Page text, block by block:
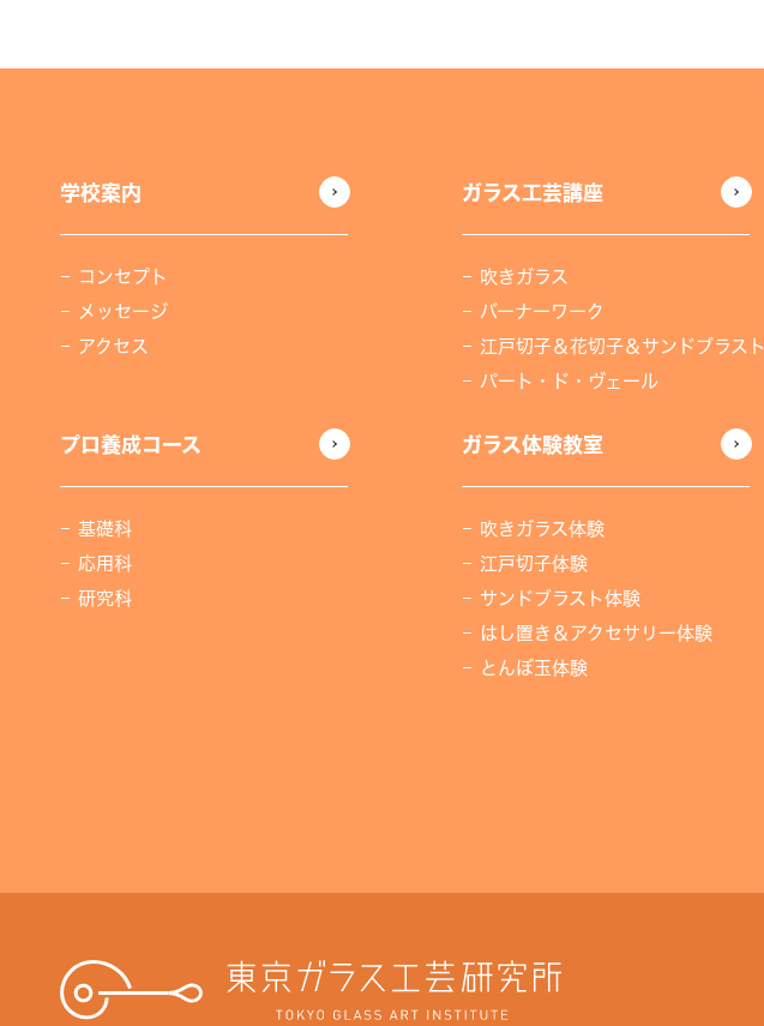
学校案内
コンセプト
メッセージ
アクセス
プロ養成コース
基礎科
応用科
研究科
ガラス工芸講座
吹きガラス
バーナーワーク
江戸切子＆花切子＆サンドブラスト
パート・ド・ヴェール
ガラス体験教室
吹きガラス体験
江戸切子体験
サンドブラスト体験
はし置き＆アクセサリー体験
とんぼ玉体験